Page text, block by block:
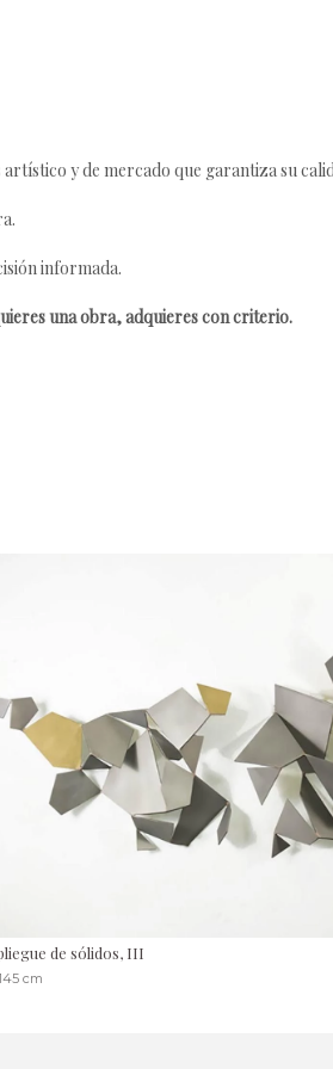
artístico y de mercado que garantiza su
informada.
una obra, adquieres con criterio.
de sólidos, III
cm